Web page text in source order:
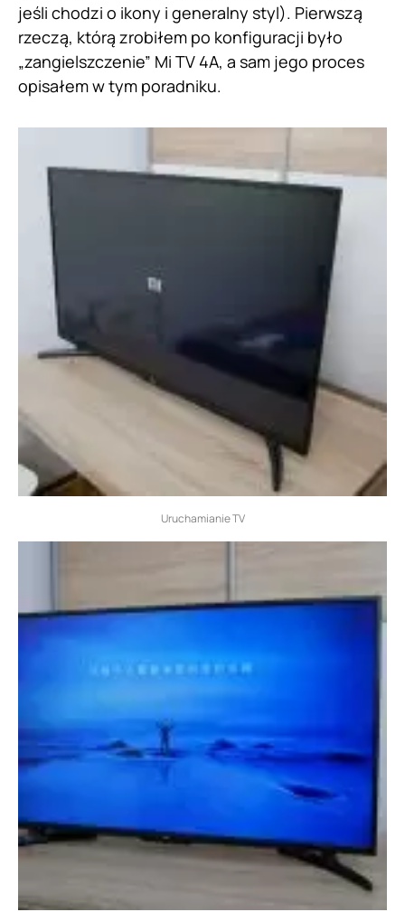
jeśli chodzi o ikony i generalny styl). Pierwszą
rzeczą, którą zrobiłem po konfiguracji było
„zangielszczenie” Mi TV 4A, a sam jego proces
opisałem w tym poradniku.
Uruchamianie TV